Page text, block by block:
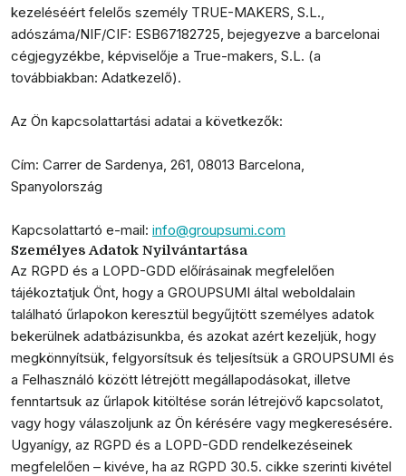
kezeléséért felelős személy TRUE-MAKERS, S.L.,
adószáma/NIF/CIF: ESB67182725, bejegyezve a barcelonai
cégjegyzékbe, képviselője a True-makers, S.L. (a
továbbiakban: Adatkezelő).
Az Ön kapcsolattartási adatai a következők:
Cím: Carrer de Sardenya, 261, 08013 Barcelona,
Spanyolország
Kapcsolattartó e-mail: info@groupsumi.com
Személyes Adatok Nyilvántartása
Az RGPD és a LOPD-GDD előírásainak megfelelően
tájékoztatjuk Önt, hogy a GROUPSUMI által weboldalain
található űrlapokon keresztül begyűjtött személyes adatok
bekerülnek adatbázisunkba, és azokat azért kezeljük, hogy
megkönnyítsük, felgyorsítsuk és teljesítsük a GROUPSUMI és
a Felhasználó között létrejött megállapodásokat, illetve
fenntartsuk az űrlapok kitöltése során létrejövő kapcsolatot,
vagy hogy válaszoljunk az Ön kérésére vagy megkeresésére.
Ugyanígy, az RGPD és a LOPD-GDD rendelkezéseinek
megfelelően – kivéve, ha az RGPD 30.5. cikke szerinti kivétel